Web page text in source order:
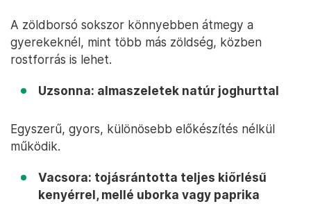
A zöldborsó sokszor könnyebben átmegy a
gyerekeknél, mint több más zöldség, közben
rostforrás is lehet.
Uzsonna: almaszeletek natúr joghurttal
Egyszerű, gyors, különösebb előkészítés nélkül
működik.
Vacsora: tojásrántotta teljes kiőrlésű
kenyérrel, mellé uborka vagy paprika